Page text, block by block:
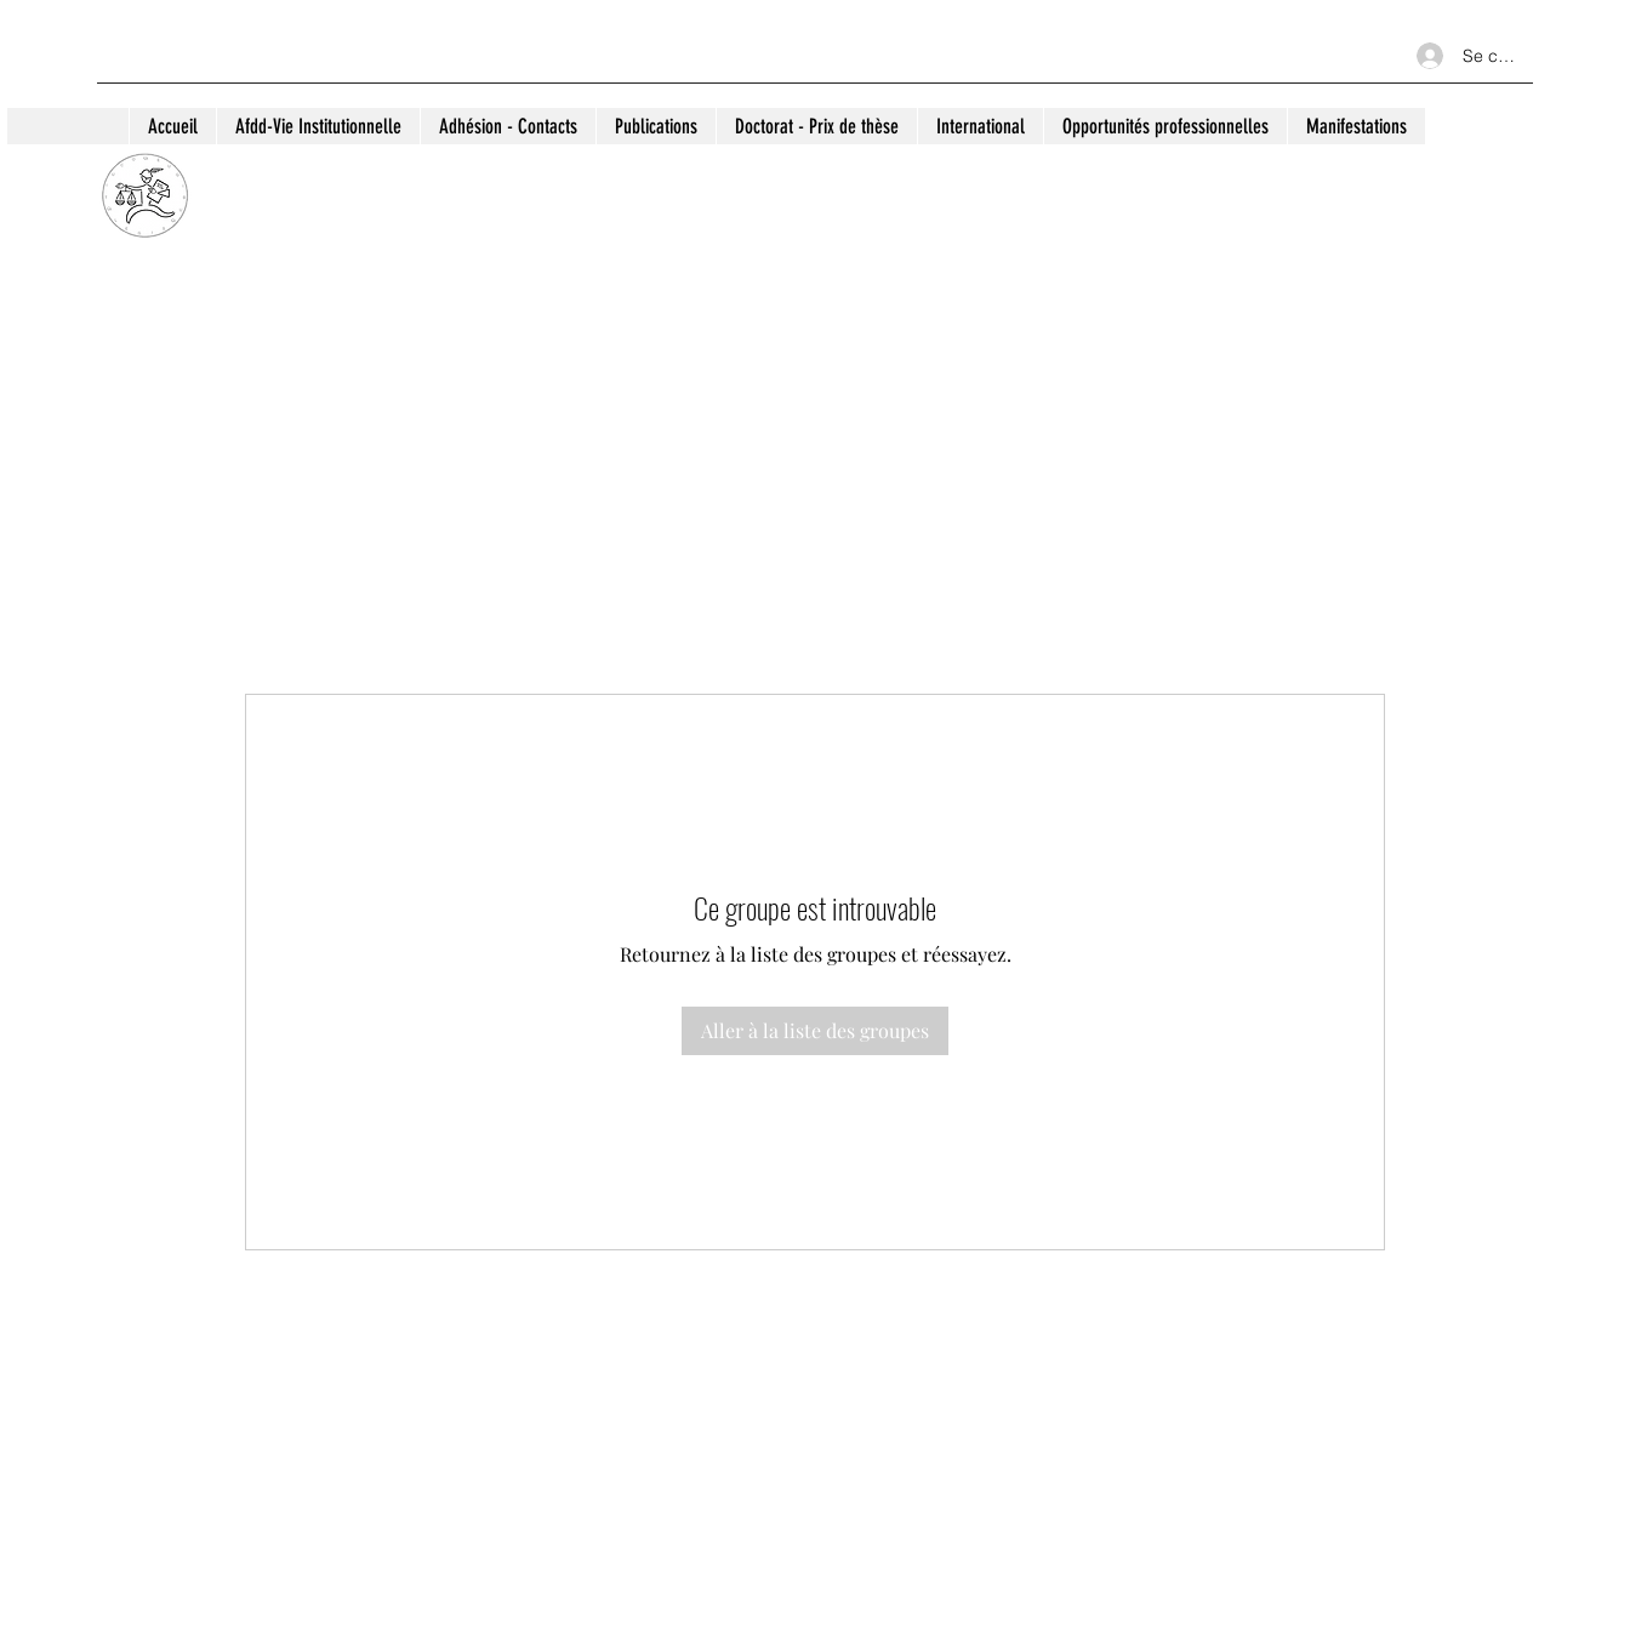
Se connecter
Accueil Afdd-Vie Institutionnelle Adhésion - Contacts Publications Doctorat - Prix de thèse International Opportunités professionnelles Manifestations
Ce groupe est introuvable
Retournez à la liste des groupes et réessayez.
Aller à la liste des groupes